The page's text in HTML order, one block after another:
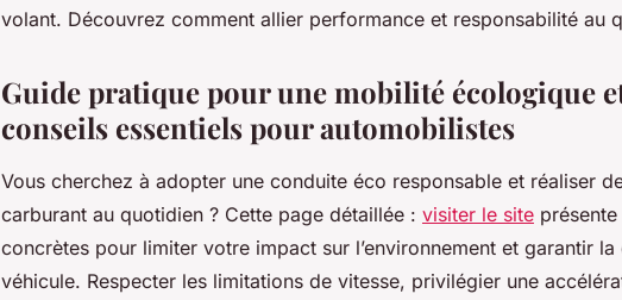
volant. Découvrez comment allier performance et responsabilité au
Guide pratique pour une mobilité écologique
conseils essentiels pour automobilistes
Vous cherchez à adopter une conduite éco responsable et réaliser
carburant au quotidien ? Cette page détaillée : visiter le site
concrètes pour limiter votre impact sur l’environnement et garantir
véhicule. Respecter les limitations de vitesse, privilégier une